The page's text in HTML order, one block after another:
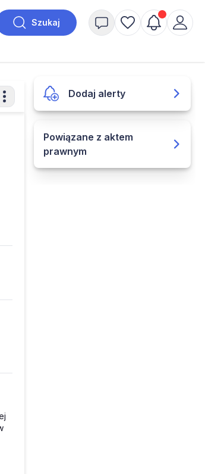
Szukaj
Dodaj alerty
Powiązane z aktem
prawnym